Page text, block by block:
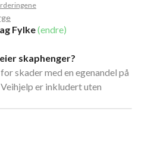
Fylke(endre)
skaphenger?
skader med en egenandel på
er inkludert uten